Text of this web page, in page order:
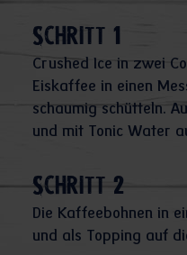
Schritt 1
Crushed Ice in zwei
Eiskaffee in einen
schaumig schütteln.
und mit Tonic Water
Schritt 2
Die Kaffeebohnen in
und als Topping auf